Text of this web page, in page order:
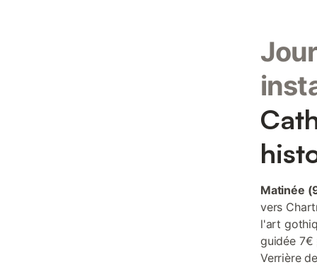
Matinée
vers
l'art
guidée 7€
Verrière